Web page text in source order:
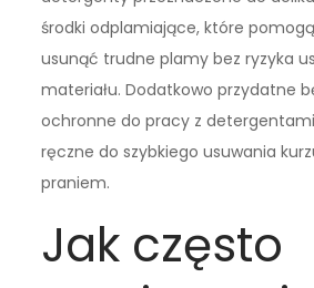
środki odplamiające, które
usunąć trudne plamy bez ryzyka
materiału. Dodatkowo przydatne
ochronne do pracy z
ręczne do szybkiego usuwania
praniem.
Jak często